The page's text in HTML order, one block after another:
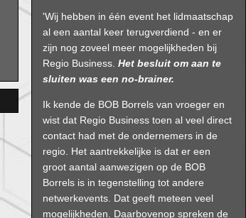
'Wij hebben in één event het lidmaatschap
al een aantal keer terugverdiend - en er
zijn nog zoveel meer mogelijkheden bij
Regio Business. Het besluit om aan te
sluiten was een no-brainer.
Ik kende de BOB Borrels van vroeger en
wist dat Regio Business toen al veel direct
contact had met de ondernemers in de
regio. Het aantrekkelijke is dat er een
groot aantal aanwezigen op de BOB
Borrels is in tegenstelling tot andere
netwerkevents. Dat geeft meteen veel
mogelijkheden. Daarbovenop spreken de